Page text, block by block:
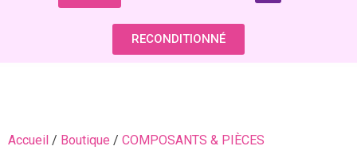
RECONDITIONNÉ
Accueil / Boutique / COMPOSANTS & PIÈCES